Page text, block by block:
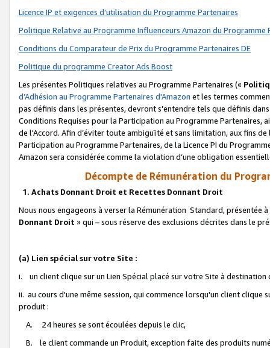
Licence IP et exigences d'utilisation du Programme Partenaires
Politique Relative au Programme Influenceurs Amazon du Programme
Conditions du Comparateur de Prix du Programme Partenaires DE
Politique du programme Creator Ads Boost
Les présentes Politiques relatives au Programme Partenaires («
d’Adhésion au Programme Partenaires d'Amazon et les termes
pas définis dans les présentes, devront s'entendre tels que définis
Conditions Requises pour la Participation au Programme Partenaires,
de l'Accord. Afin d’éviter toute ambiguïté et sans limitation, aux fins
Participation au Programme Partenaires, de la Licence PI du
Amazon sera considérée comme la violation d’une obligation
Décompte de Rémunération du
1. Achats Donnant Droit et Recettes Donnant Droit
Nous nous engageons à verser la Rémunération Standard, présentée
Donnant Droit » qui – sous réserve des exclusions décrites dans le
(a) Lien spécial sur votre Site :
i. un client clique sur un Lien Spécial placé sur votre Site à destination
ii. au cours d'une même session, qui commence lorsqu'un client
produit :
A. 24 heures se sont écoulées depuis le clic,
B. le client commande un Produit, exception faite des produits